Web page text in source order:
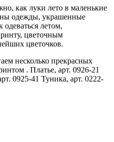
как луки лето в маленькие
одежды, украшенные
летом,
цветочным
цветочков.
несколько прекрасных
. Платье, арт. 0926-21
0925-41 Туника, арт. 0222-